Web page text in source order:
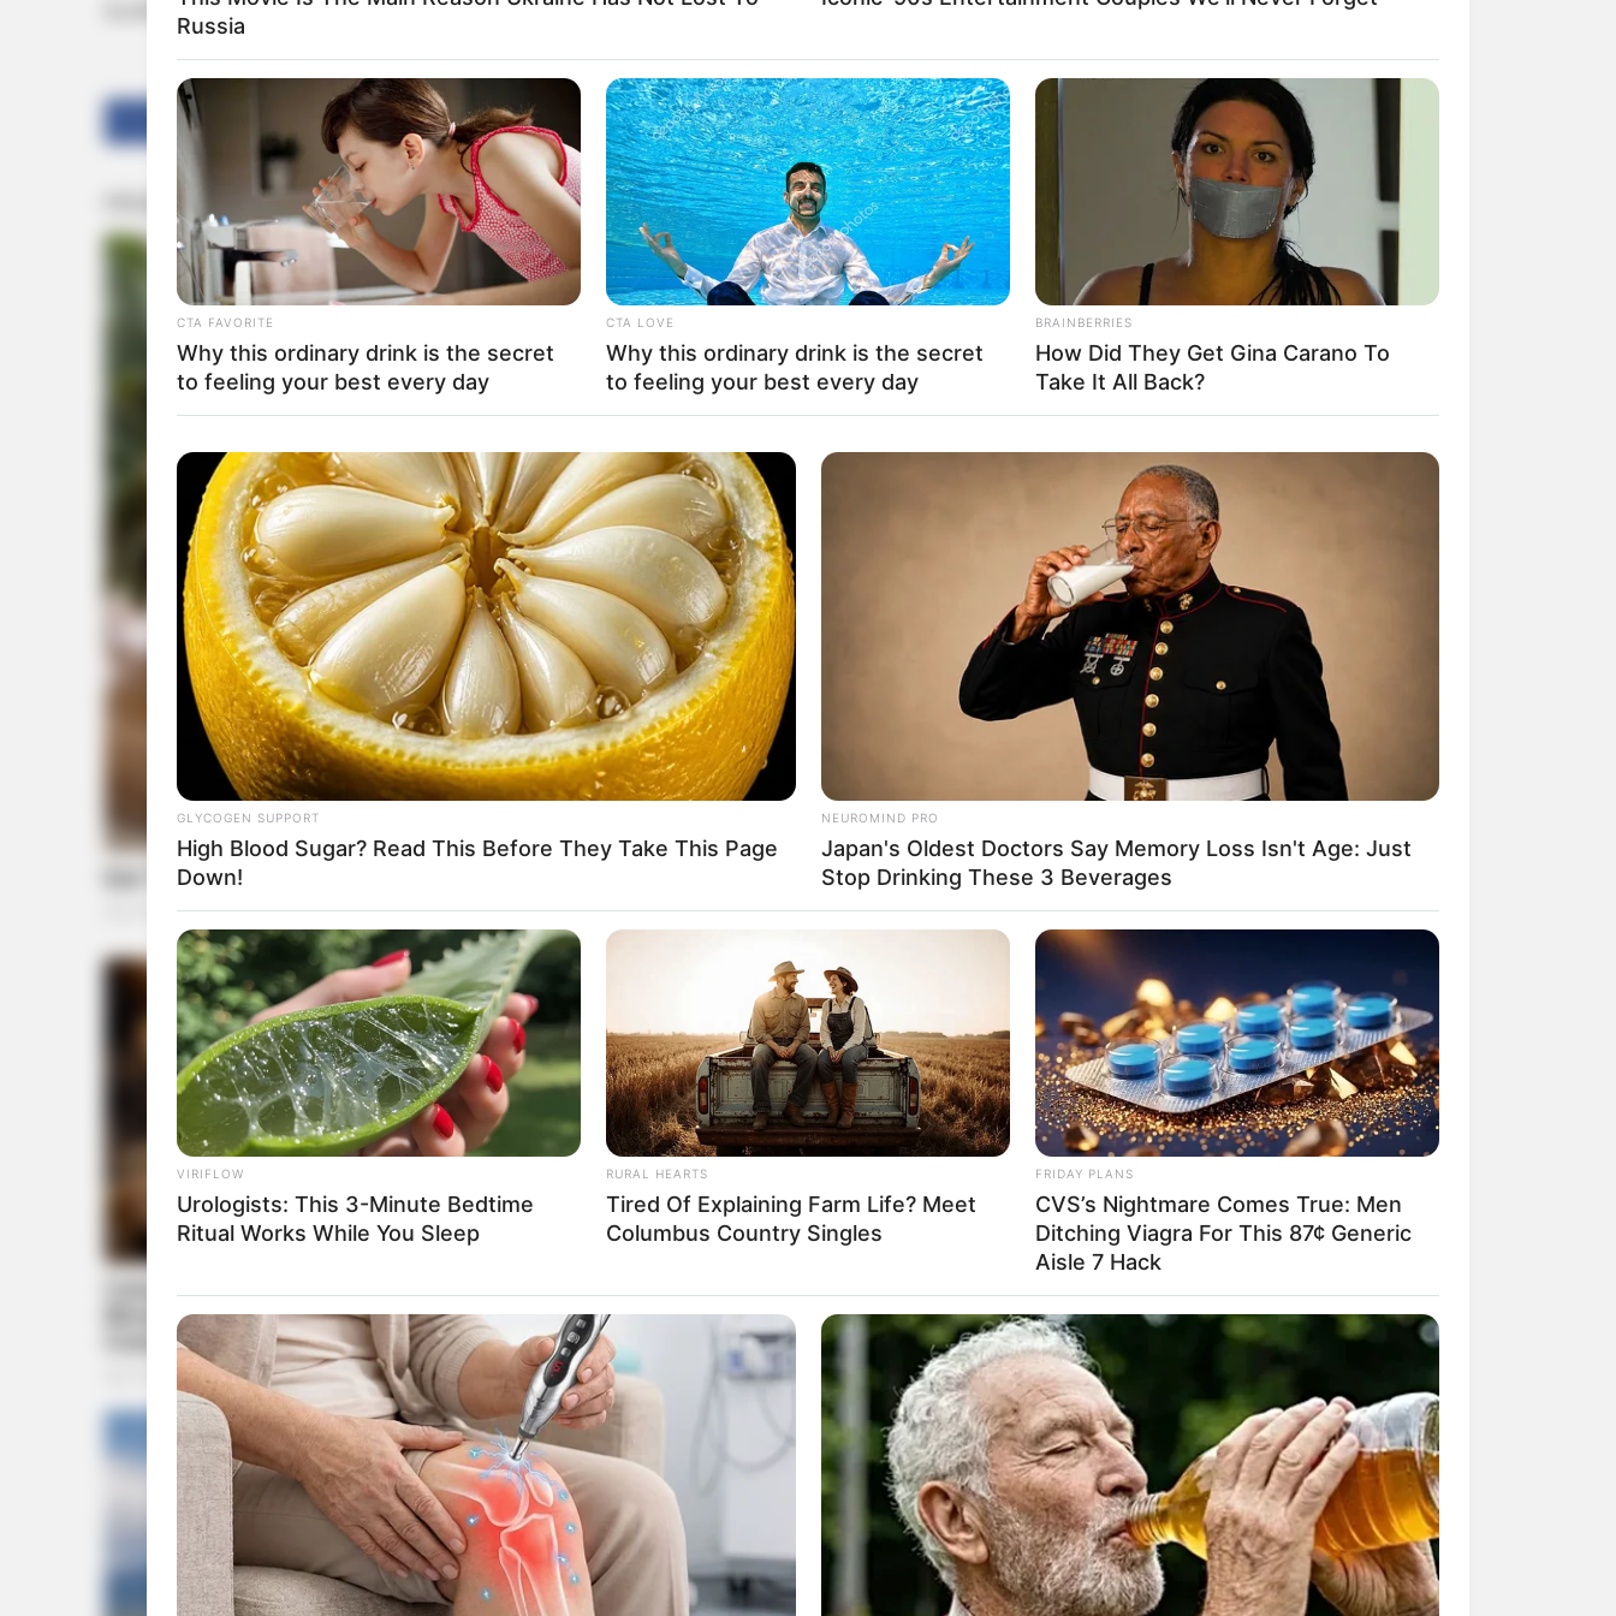
പേരാണ് സിപിഎം അക്രമത്തില്‍ കൊല്ലപ്പെട്ടതെന്നും കുമ്മനം രാജശേഖരന്‍ ചൂണ്ടിക്കാട്ടി.
Tweet Send Share
Russia
CTA FAVORITE
Why this ordinary drink is the secret
to feeling your best every day
CTA LOVE
Why this ordinary drink is the secret
to feeling your best every day
BRAINBERRIES
How Did They Get Gina Carano To
Take It All Back?
GLYCOGEN SUPPORT
High Blood Sugar? Read This Before They Take This Page
Down!
NEUROMIND PRO
Japan's Oldest Doctors Say Memory Loss Isn't Age: Just
Stop Drinking These 3 Beverages
VIRIFLOW
Urologists: This 3-Minute Bedtime
Ritual Works While You Sleep
RURAL HEARTS
Tired Of Explaining Farm Life? Meet
Columbus Country Singles
FRIDAY PLANS
CVS’s Nightmare Comes True: Men
Ditching Viagra For This 87¢ Generic
Aisle 7 Hack